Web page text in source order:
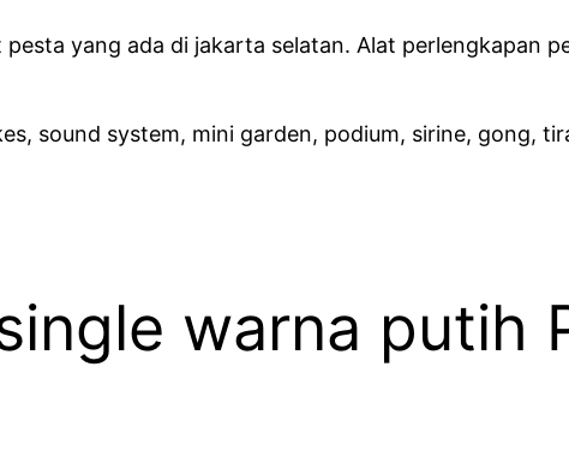
yang ada di jakarta selatan. Alat perlengkapan
sound system, mini garden, podium, sirine, gong,
warna putih